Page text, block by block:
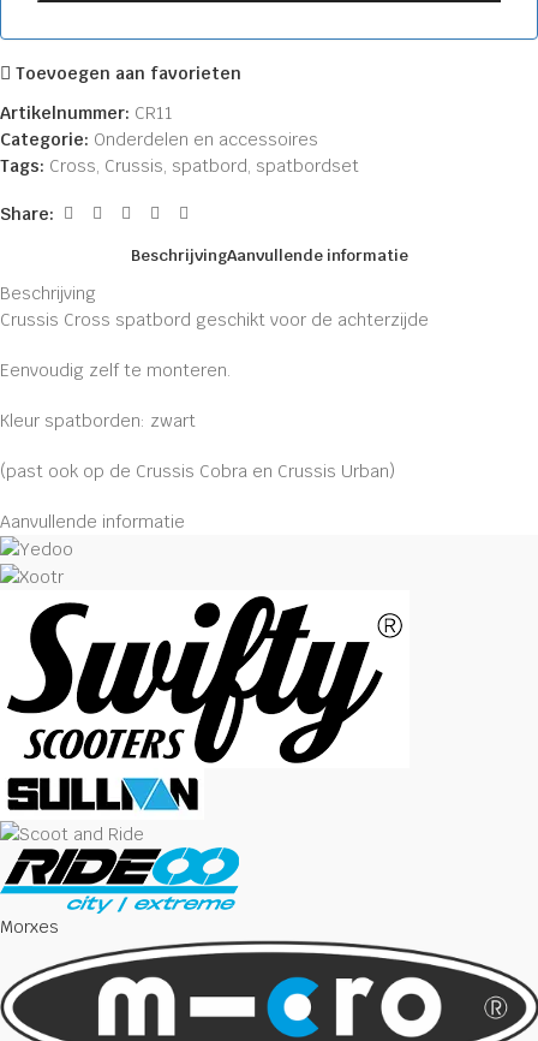
Toevoegen aan favorieten
Artikelnummer: CR11
Categorie: Onderdelen en accessoires
Tags: Cross, Crussis, spatbord, spatbordset
Share:
BeschrijvingAanvullende informatie
Beschrijving
Crussis Cross spatbord geschikt voor de achterzijde
Eenvoudig zelf te monteren.
Kleur spatborden: zwart
(past ook op de Crussis Cobra en Crussis Urban)
Aanvullende informatie
Morxes